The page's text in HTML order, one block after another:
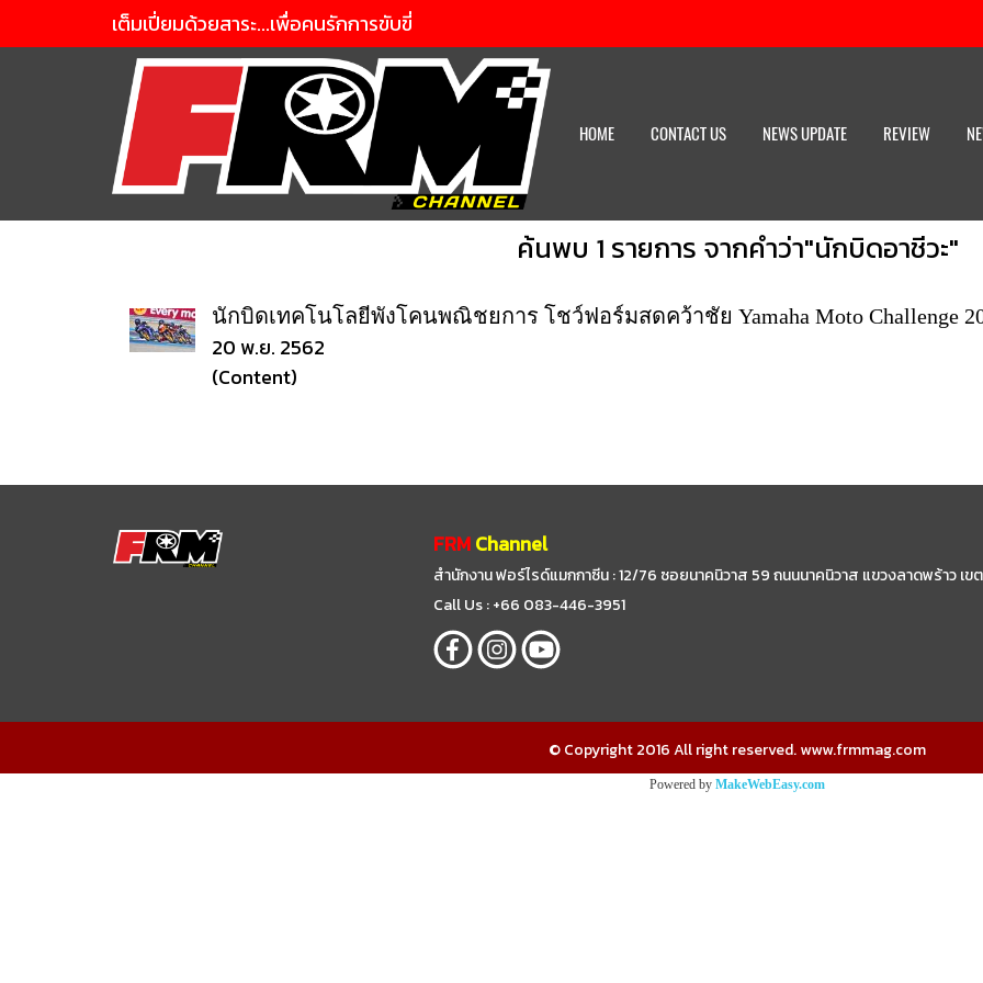
เต็มเปี่ยมด้วยสาระ...เพื่อคนรักการขับขี่
HOME CONTACT US NEWS UPDATE REVIEW
ค้นพบ 1 รายการ จากคำว่า"นักบิดอาชีวะ"
นักบิดเทคโนโลยีพังโคนพณิชยการ โชว์ฟอร์มสดคว้าชัย Yamaha Moto Challenge
20 พ.ย. 2562
(Content)
FRM Channel
สำนักงาน ฟอร์ไรด์แมกกาซีน : 12/76 ซอยนาคนิวาส 59ถนนนาคนิวาส แขวงลาดพร้าว เข
Call Us : +66 083-446-3951
© Copyright 2016 All right reserved. www.frmmag.com
Powered by MakeWebEasy.com